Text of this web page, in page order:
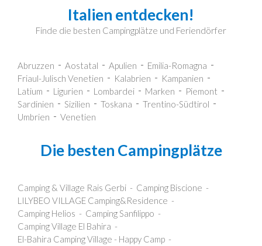
Italien entdecken!
Finde die besten Campingplätze und Feriendörfer
Abruzzen Aostatal Apulien
Emilia-Romagna
Friaul-Julisch Venetien
Kalabrien
Kampanien
Latium
Ligurien Lombardei Marken
Piemont
Sardinien
Sizilien Toskana
Trentino-Südtirol
Umbrien
Venetien
Die besten Campingplätze
Camping & Village Rais Gerbi
Camping Biscione
LILYBEO VILLAGE Camping&Residence
Camping Helios
Camping Sanfilippo
Camping Village El Bahira
El-Bahira Camping Village - Happy Camp